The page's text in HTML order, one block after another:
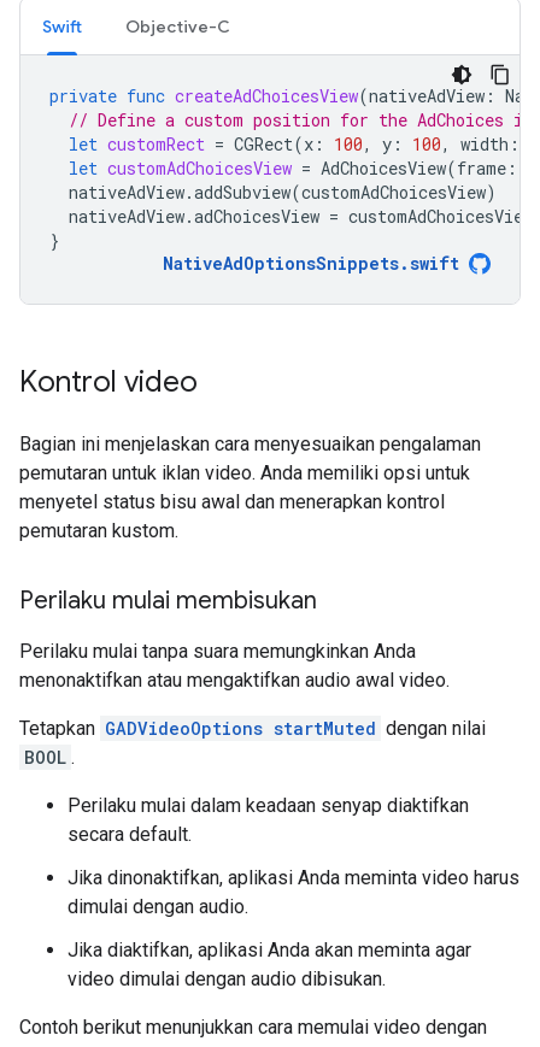
Swift Objective-C
private func createAdChoicesView(nativeAdView :
// Define a custom position for the AdChoices
let customRect = CGRect(x : 100, y : 100, width :
let customAdChoicesView = AdChoicesView(frame :
nativeAdView.addSubview(customAdChoicesView)
nativeAdView.adChoicesView = customAdChoicesView
}
NativeAdOptionsSnippets.swift
Kontrol video
Bagian ini menjelaskan cara menyesuaikan pengalaman
pemutaran untuk iklan video. Anda memiliki opsi untuk
menyetel status bisu awal dan menerapkan kontrol
pemutaran kustom.
Perilaku mulai membisukan
Perilaku mulai tanpa suara memungkinkan Anda
menonaktifkan atau mengaktifkan audio awal video.
Tetapkan GADVideoOptions startMuted dengan nilai
BOOL .
Perilaku mulai dalam keadaan senyap diaktifkan
secara default.
Jika dinonaktifkan, aplikasi Anda meminta video harus
dimulai dengan audio.
Jika diaktifkan, aplikasi Anda akan meminta agar
video dimulai dengan audio dibisukan.
Contoh berikut menunjukkan cara memulai video dengan